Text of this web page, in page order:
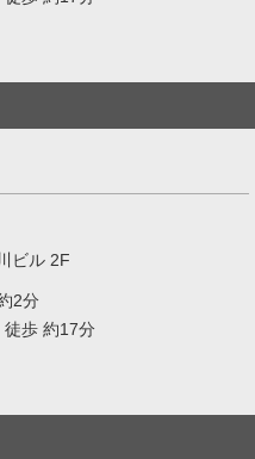
ビル 2F
2分
徒歩 約17分